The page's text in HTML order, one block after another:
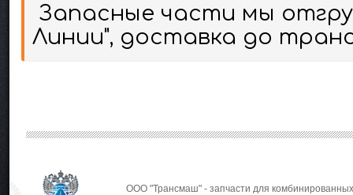
Запасные части мы
Линии", доставка до
ООО "Трансмаш" - запчасти для